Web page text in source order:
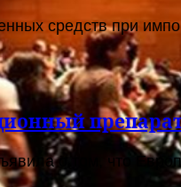
средств при
о том, что